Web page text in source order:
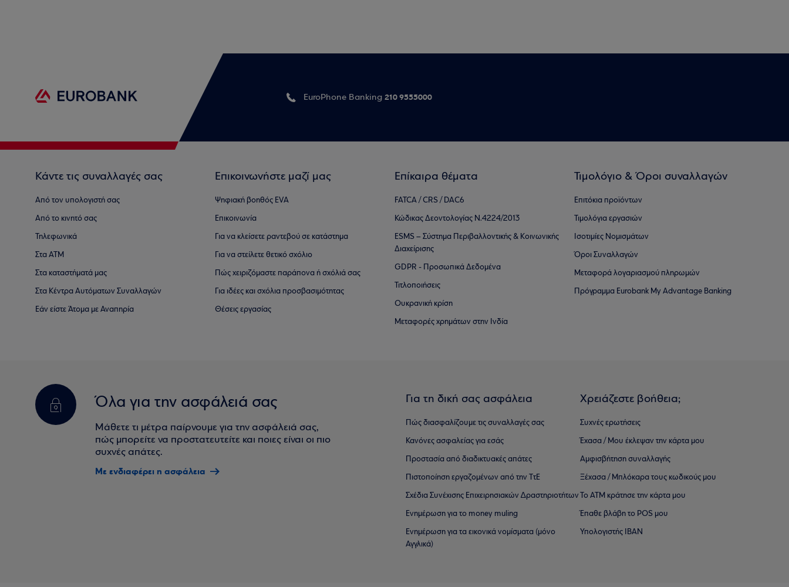
EuroPhone Banking 210 9555000
Κάντε τις συναλλαγές σας
Από τον υπολογιστή σας
Από το κινητό σας
Τηλεφωνικά
Στα ΑΤΜ
Στα καταστήματά μας
Στα Κέντρα Αυτόματων Συναλλαγών
Εάν είστε Άτομα με Αναπηρία
Επικοινωνήστε μαζί μας
Ψηφιακή βοηθός EVA
Επικοινωνία
Για να κλείσετε ραντεβού σε κατάστημα
Για να στείλετε θετικό σχόλιο
Πώς χειριζόμαστε παράπονα ή σχόλιά σας
Για ιδέες και σχόλια προσβασιμότητας
Θέσεις εργασίας
Επίκαιρα θέματα
FATCA / CRS / DAC6
Κώδικας Δεοντολογίας Ν.4224/2013
ESMS – Σύστημα Περιβαλλοντικής & Κοινωνικής
Διαχείρισης
GDPR - Προσωπικά Δεδομένα
Τιτλοποιήσεις
Ουκρανική κρίση
Μεταφορές χρημάτων στην Ινδία
Τιμολόγιο & Όροι συναλλαγών
Επιτόκια προϊόντων
Τιμολόγια εργασιών
Ισοτιμίες Νομισμάτων
Όροι Συναλλαγών
Μεταφορά λογαριασμού πληρωμών
Πρόγραμμα Eurobank My Advantage Banking
Όλα για την ασφάλειά σας
Μάθετε τι μέτρα παίρνουμε για την ασφάλειά σας,
πώς μπορείτε να προστατευτείτε και ποιες είναι οι πιο
συχνές απάτες.
Με ενδιαφέρει η ασφάλεια
Για τη δική σας ασφάλεια
Πώς διασφαλίζουμε τις συναλλαγές σας
Κανόνες ασφαλείας για εσάς
Προστασία από διαδικτυακές απάτες
Πιστοποίηση εργαζομένων από την ΤτΕ
Σχέδια Συνέχισης Επιχειρησιακών ∆ραστηριοτήτων
Ενημέρωση για το money muling
Ενημέρωση για τα εικονικά νομίσματα (μόνο
Αγγλικά)
Χρειάζεστε βοήθεια;
Συχνές ερωτήσεις
Έχασα / Μου έκλεψαν την κάρτα μου
Αμφισβήτηση συναλλαγής
Ξέχασα / Μπλόκαρα τους κωδικούς μου
Το ΑΤΜ κράτησε την κάρτα μου
Έπαθε βλάβη το POS μου
Υπολογιστής IBAN